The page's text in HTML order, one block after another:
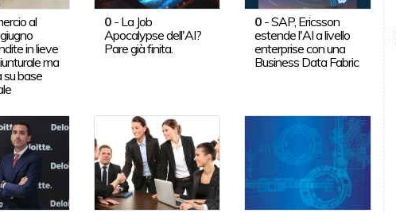
al
in lieve
ma
su base
0- La Job
Apocalypse dell'AI?
Pare già finita.
0 -SAP, Ericsson
estende l'AI a livello
enterprise con una
Business Data Fabric